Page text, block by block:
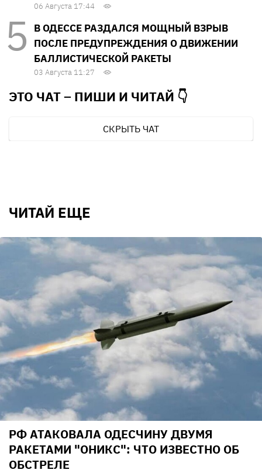
06 Августа 17:44
В ОДЕССЕ РАЗДАЛСЯ МОЩНЫЙ ВЗРЫВ
ПОСЛЕ ПРЕДУПРЕЖДЕНИЯ О ДВИЖЕНИИ
БАЛЛИСТИЧЕСКОЙ РАКЕТЫ
03 Августа 11:27
ЭТО ЧАТ – ПИШИ И ЧИТАЙ 👇
СКРЫТЬ ЧАТ
ЧИТАЙ ЕЩЕ
РФ АТАКОВАЛА ОДЕСЧИНУ ДВУМЯ
РАКЕТАМИ "ОНИКС": ЧТО ИЗВЕСТНО ОБ
ОБСТРЕЛЕ